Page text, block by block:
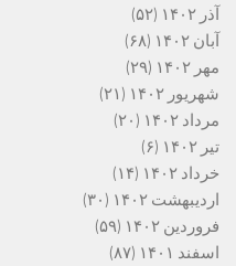
آذر ۱۴۰۲
(۵۲)
آبان ۱۴۰۲
(۶۸)
مهر ۱۴۰۲
(۲۹)
شهریور ۱۴۰۲
(۲۱)
مرداد ۱۴۰۲
(۲۰)
تیر ۱۴۰۲
(۶)
خرداد ۱۴۰۲
(۱۴)
اردیبهشت ۱۴۰۲
(۳۰)
فروردین ۱۴۰۲
(۵۹)
اسفند ۱۴۰۱
(۸۷)